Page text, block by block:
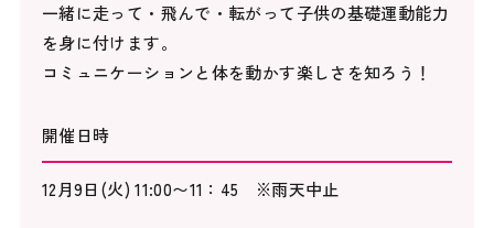
一緒に走って・飛んで・転がって子供の基礎運動能力
を身に付けます。
コミュニケーションと体を動かす楽しさを知ろう！
開催日時
12月9日(火) 11:00〜11：45 ※雨天中止